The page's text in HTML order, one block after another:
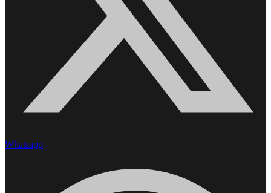
Whatsapp